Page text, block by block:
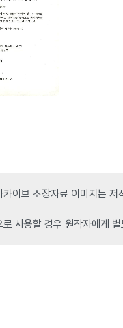
카이브 소장자료 이미지는
로 사용할 경우 원작자에게